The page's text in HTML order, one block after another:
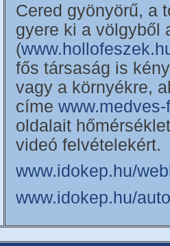
Cered gyönyörű, a
gyere ki a völgyből
(
fős társaság is
vagy a környékre,
címe
oldalait
videó felvételekért.
www.idokep.hu/
www.idokep.hu/